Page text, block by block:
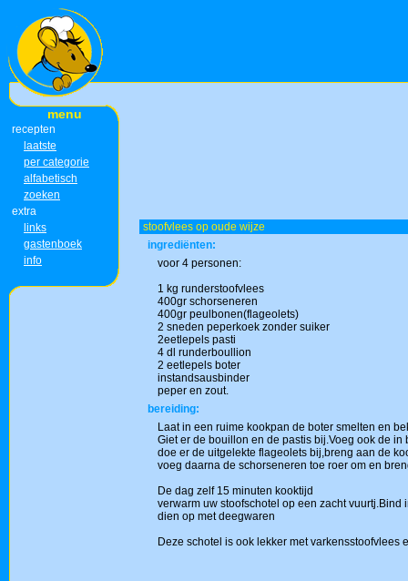
menu
recepten
laatste
per categorie
alfabetisch
zoeken
extra
links
gastenboek
info
stoofvlees op oude wijze
ingrediënten:
voor 4 personen:
1 kg runderstoofvlees
400gr schorseneren
400gr peulbonen(flageolets)
2 sneden peperkoek zonder suiker
2eetlepels pasti
4 dl runderboullion
2 eetlepels boter
instandsausbinder
peper en zout.
bereiding:
Laat in een ruime kookpan de boter smelten en
Giet er de bouillon en de pastis bij.Voeg ook de
doe er de uitgelekte flageolets bij,breng aan de
voeg daarna de schorseneren toe roer om en
De dag zelf 15 minuten kooktijd
verwarm uw stoofschotel op een zacht
dien op met deegwaren
Deze schotel is ook lekker met